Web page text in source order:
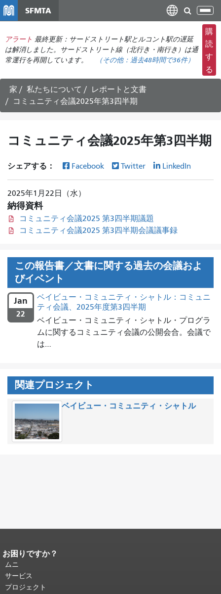
コ
ン
テ
ン
ツ
に
移
SFMTA
ナ
ビ
ゲ
ー
シ
ョ
切
替
え
アラート 最終更新：サードストリート駅とルコント駅の遅延
は解消しました。サードストリート線（北行き・南行き）は通
常運行を再開しています。
（その他： 過去48時間で36件）
購
読
す
る
家 私たちについて
レポートと文書
コミュニティ会議2025年第3四半期
コミュニティ会議2025年第3四半期
シェアする： Facebook Twitter LinkedIn
2025年1月22日（水）
納得資料
コミュニティ会議2025 第3四半期議題
コミュニティ会議2025 第3四半期会議議事録
この報告書／文書に関する過去の会議およ
びイベント
Jan
22
ベイビュー・コミュニティ・シャトル：コミュニ
ティ会議、2025年度第3四半期
ベイビュー・コミュニティ・シャトル・プログラ
ムに関するコミュニティ会議の公開会合。会議で
は…
関連プロジェクト
ベイビュー・コミュニティ・シャトル
ページコンテンツの終わり。
ジの残りの部分はすべてのページで繰
り返されます。
頭に戻る。
お困りですか？
ムニ
サービス
プロジェクト